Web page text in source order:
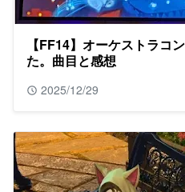
【FF14】オーケストラコ
た。曲目と感想
2025/12/29